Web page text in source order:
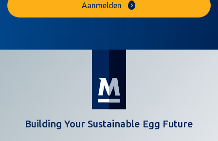
Aanmelden
Building Your Sustainable Egg Future